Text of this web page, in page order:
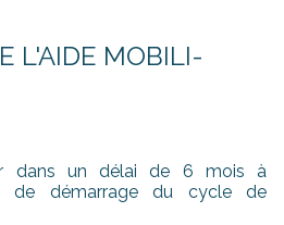
L'AIDE MOBILI-
dans un délai de 6 mois à
démarrage du cycle de